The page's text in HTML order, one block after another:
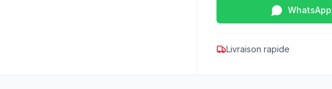
WhatsApp
Livraison rapide